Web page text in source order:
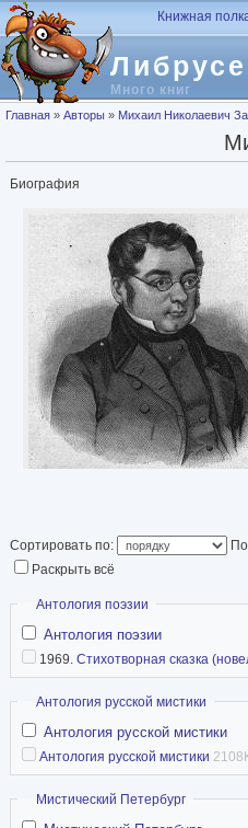
Перейти к основному содержанию
Много книг
Книжная
Вы здесь
Главная » Авторы » Михаил Николаевич
Биография
Один из
жизни имел славу
Статья в Википедии
Сортировать по:
Раскрыть всё
Скрыть
Антология поэзии
Антология поэзии
1969. Стихотворная сказка
Скрыть
Антология русской мистики
Антология русской мистики
Антология русской мистики
Скрыть
Мистический Петербург